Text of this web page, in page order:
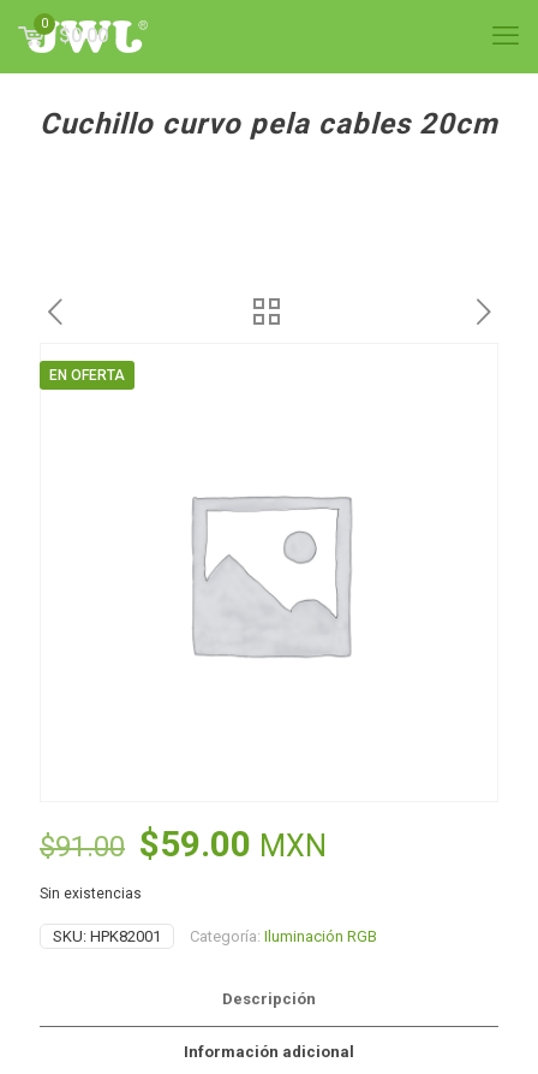
0
$0.00
Cuchillo curvo pela cables 20cm
EN OFERTA
$91.00 El
precio
original
era:
$91.00.
$59.00 El
es:
$59.00.
MXN
Sin existencias
SKU: HPK82001 Categoría: Iluminación RGB
Descripción
Información adicional